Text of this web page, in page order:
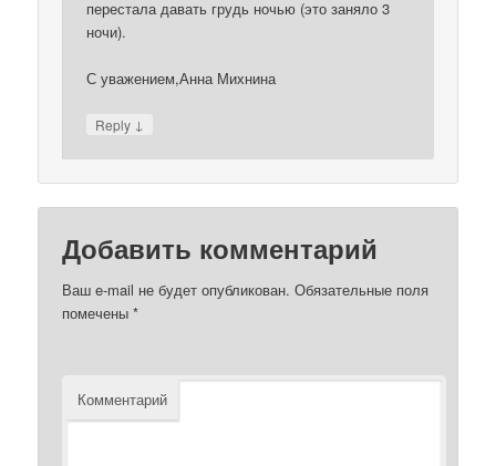
перестала давать грудь ночью (это заняло 3
ночи).
С уважением,Анна Михнина
Reply ↓
Добавить комментарий
Ваш e-mail не будет опубликован. Обязательные поля
помечены*
Комментарий